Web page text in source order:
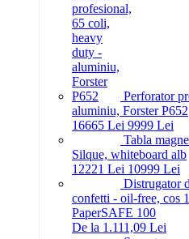
Perforator
aluminiu, Forster P652
16665 Lei 9999 Lei
Tabla
Silque, whiteboard alb
12221 Lei 10999 Lei
Distrugator
confetti - oil-free, cos
PaperSAFE 100
De la 1.111,09 Lei